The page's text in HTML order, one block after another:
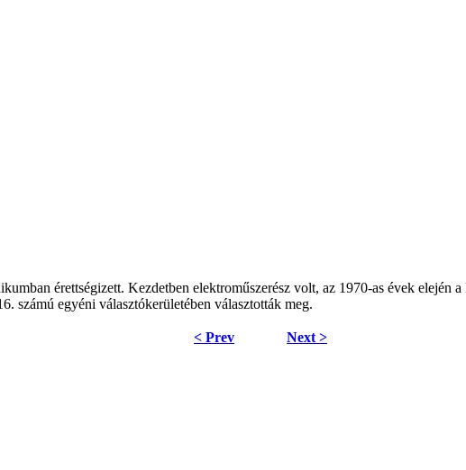
érettségizett. Kezdetben elektroműszerész volt, az 1970-as évek elején
számú egyéni választókerületében választották meg.
< Prev Next >